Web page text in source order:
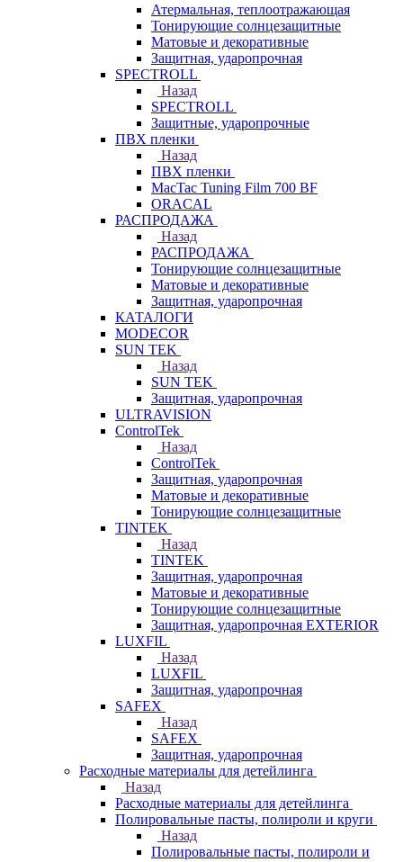
Атермальная, теплоотражающая
Тонирующие солнцезащитные
Матовые и декоративные
Защитная, ударопрочная
SPECTROLL
Назад
SPECTROLL
Защитные, ударопрочные
ПВХ пленки
Назад
ПВХ пленки
MacTac Tuning Film 700 BF
ORACAL
РАСПРОДАЖА
Назад
РАСПРОДАЖА
Тонирующие солнцезащитные
Матовые и декоративные
Защитная, ударопрочная
КАТАЛОГИ
MODECOR
SUN TEK
Назад
SUN TEK
Защитная, ударопрочная
ULTRAVISION
ControlTek
Назад
ControlTek
Защитная, ударопрочная
Матовые и декоративные
Тонирующие солнцезащитные
TINTEK
Назад
TINTEK
Защитная, ударопрочная
Матовые и декоративные
Тонирующие солнцезащитные
Защитная, ударопрочная EXTERIOR
LUXFIL
Назад
LUXFIL
Защитная, ударопрочная
SAFEX
Назад
SAFEX
Защитная, ударопрочная
Расходные материалы для детейлинга
Назад
Расходные материалы для детейлинга
Полировальные пасты, полироли и круги
Назад
Полировальные пасты, полироли и